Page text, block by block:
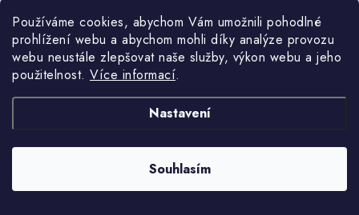
Používáme cookies, abychom Vám umožnili pohodlné
prohlížení webu a abychom mohli díky analýze provozu
webu neustále zlepšovat naše služby, výkon webu a jeho
použitelnost. Více informací.
Nastavení
Souhlasím